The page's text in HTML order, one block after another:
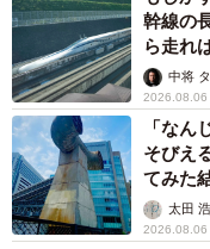
幹線の
ら走れ
係が反
中将
2026.08.06
「なん
そびえ
てみた
太田
2026.08.06